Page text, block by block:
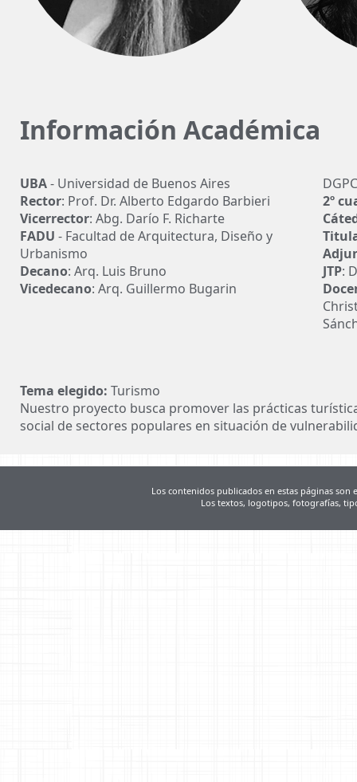
Información Académica
UBA- Universidad de Buenos Aires
Rector: Prof. Dr. Alberto Edgardo Barbieri
Vicerrector: Abg. Darío F. Richarte
FADU - Facultad de Arquitectura, Diseño y
Urbanismo
Decano: Arq. Luis Bruno
Vicedecano: Arq. Guillermo Bugarin
2º
JTP:
Tema elegido: Turismo
Nuestro proyecto busca promover las prácticas
social de sectores populares en situación de
Los contenidos publicados en estas páginas
Los textos, logotipos, fotografías,